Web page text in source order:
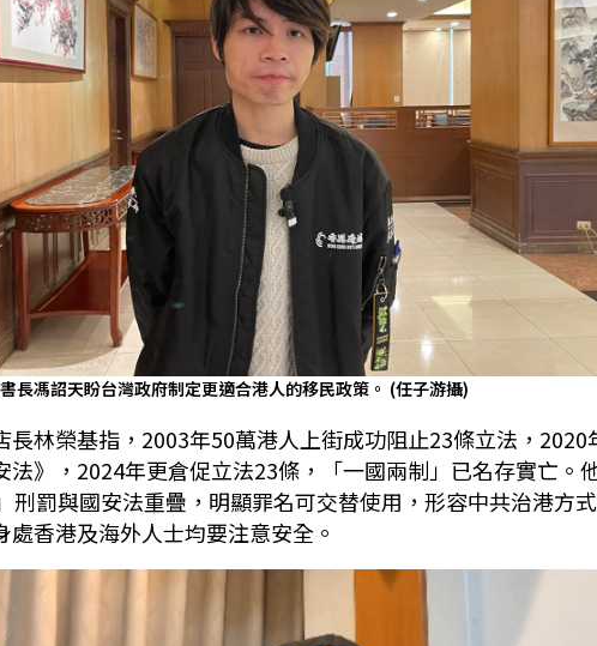
長馮詔天盼台灣政府制定更適合港人的移民政策。 (任子游攝)
長林榮基指，2003年50萬港人上街成功阻止23條立法，2020
法》，2024年更倉促立法23條，「一國兩制」已名存實亡。
刑罰與國安法重疊，明顯罪名可交替使用，形容中共治港方
處香港及海外人士均要注意安全。